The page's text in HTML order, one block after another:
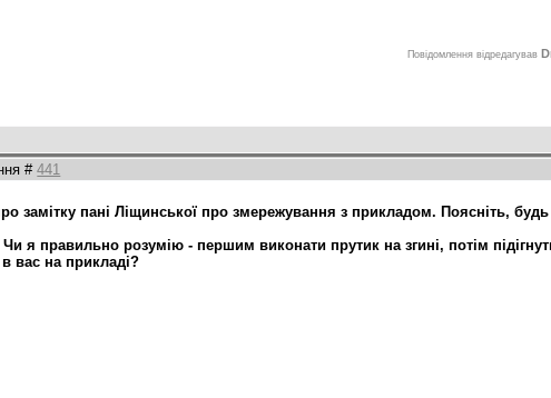
Повідомлення відредагував
#441
замітку пані Ліщинської про змережування з прикладом. Поясніть,
Чи я правильно розумію - першим виконати прутик на згині, потім
вас на прикладі?